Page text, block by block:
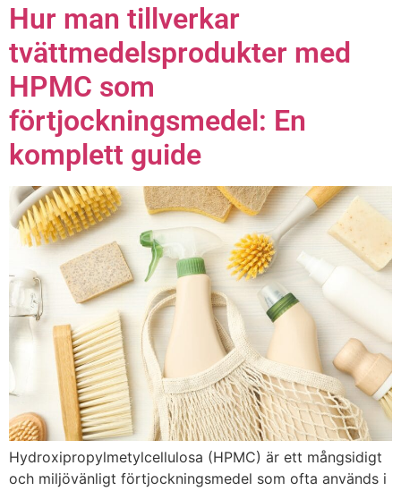
Hur man tillverkar
tvättmedelsprodukter med
HPMC som
förtjockningsmedel: En
komplett guide
Hydroxipropylmetylcellulosa (HPMC) är ett mångsidigt
och miljövänligt förtjockningsmedel som ofta används i